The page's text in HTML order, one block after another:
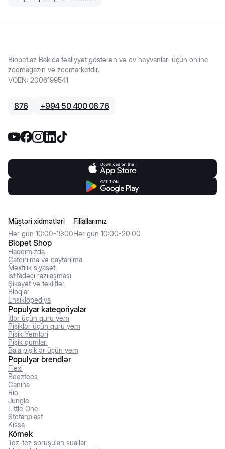
Biopet.az Bakıda fəaliyyət göstərən və ev heyvanları üçün online
zoomagazin və zoomarketdir.
VÖEN: 2006199541
876 +994 50 400 08 76
Biopet Shop
Haqqımızda
Çatdırılma və qaytarılma
Məxfilik siyasəti
İstifadəçi razılaşması
Şikayət və təkliflər
Bloqlar
Ensiklopediya
Müştəri xidmətləri
Hər gün 10:00-19:00
Filiallarımız
Hər gün 10:00-20:00
Populyar kateqoriyalar
İtlər üçün quru yem
Pişiklər üçün quru yem
Pişik Yemləri
Pişik qumları
Bala pişiklər üçün yem
Populyar brendlər
Flexi
Beeztees
Canina
Rio
Jungle
Little One
Stefanplast
Kissa
Kömək
Tez-tez soruşulan suallar